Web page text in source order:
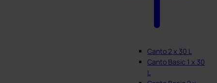
Canto 2 x 30 L
Canto Basic 1 x 30
L